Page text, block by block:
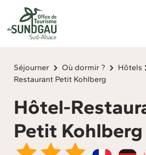
Séjourner Où dormir ? Hôtels
Restaurant Petit Kohlberg
Hôtel-
Petit Kohlberg
Panneau de gestion des cookies